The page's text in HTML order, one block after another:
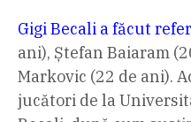
Gigi Becali a făcut
ani), Ștefan Baiaram
Markovic (22 de ani).
jucători de la